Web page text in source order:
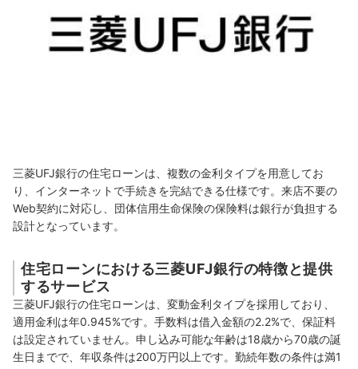
三菱UFJ銀行の住宅ローンは、複数の金利タイプを用意してお
り、インターネットで手続きを完結できる仕様です。来店不要の
Web契約に対応し、団体信用生命保険の保険料は銀行が負担する
設計となっています。
住宅ローンにおける三菱UFJ銀行の特徴と提供
するサービス
三菱UFJ銀行の住宅ローンは、変動金利タイプを採用しており、
適用金利は年0.945%です。手数料は借入金額の2.2%で、保証料
は設定されていません。申し込み可能な年齢は18歳から70歳の誕
生日までで、年収条件は200万円以上です。勤続年数の条件は満1